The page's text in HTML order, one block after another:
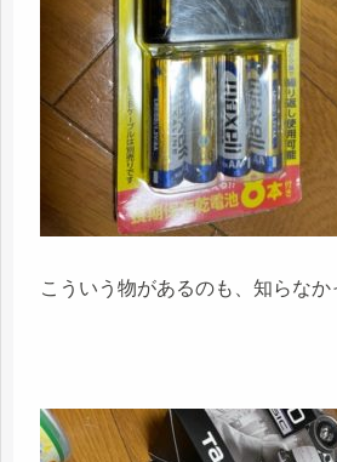
こういう物があるのも、知らなか